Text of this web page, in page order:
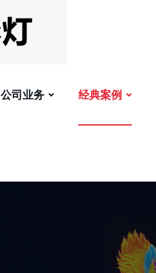
公司业务 经典案例